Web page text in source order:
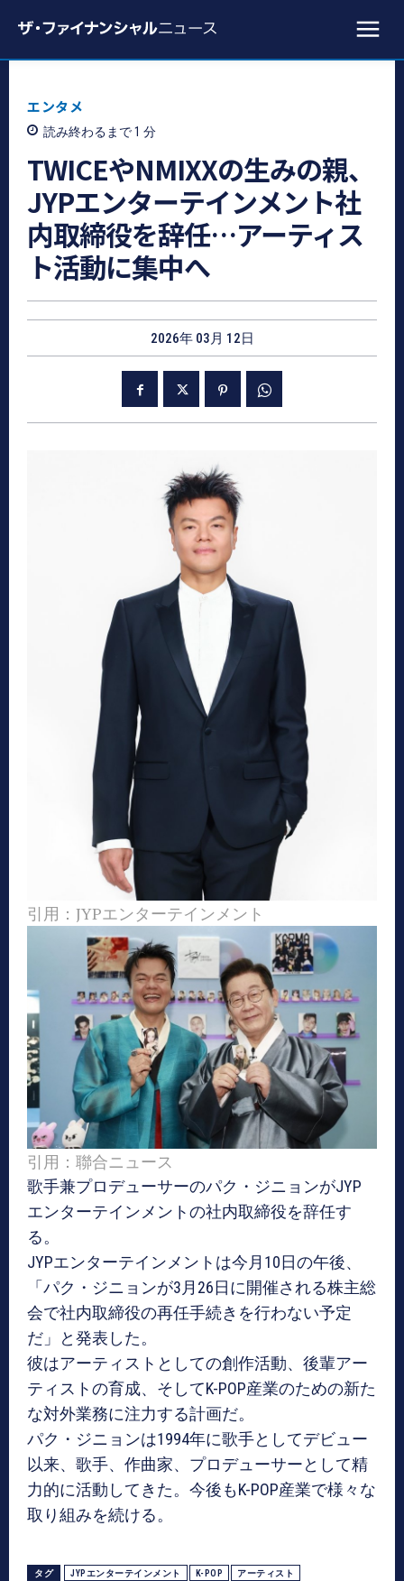
エンタメ
読み終わるまで 1 分
TWICEやNMIXXの生みの親、
JYPエンターテインメント社
内取締役を辞任…アーティス
ト活動に集中へ
2026年 03月 12日
引用：JYPエンターテインメント
引用：聯合ニュース
歌手兼プロデューサーのパク・ジニョンがJYP
エンターテインメントの社内取締役を辞任す
る。
JYPエンターテインメントは今月10日の午後、
「パク・ジニョンが3月26日に開催される株主総
会で社内取締役の再任手続きを行わない予定
だ」と発表した。
彼はアーティストとしての創作活動、後輩アー
ティストの育成、そしてK-POP産業のための新た
な対外業務に注力する計画だ。
パク・ジニョンは1994年に歌手としてデビュー
以来、歌手、作曲家、プロデューサーとして精
力的に活動してきた。今後もK-POP産業で様々な
取り組みを続ける。
タグ JYPエンターテインメント K-POP アーティスト